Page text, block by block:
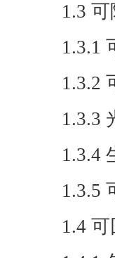
1.3
1.3.1
1.3.2
1.3.3
1.3.4
1.3.5
1.4